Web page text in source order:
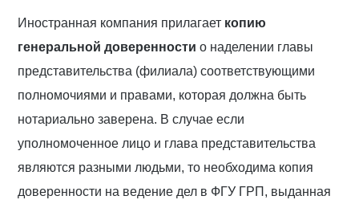
Иностранная компания прилагает копию
генеральной доверенности о наделении главы
представительства (филиала) соответствующими
полномочиями и правами, которая должна быть
нотариально заверена. В случае если
уполномоченное лицо и глава представительства
являются разными людьми, то необходима копия
доверенности на ведение дел в ФГУ ГРП, выданная